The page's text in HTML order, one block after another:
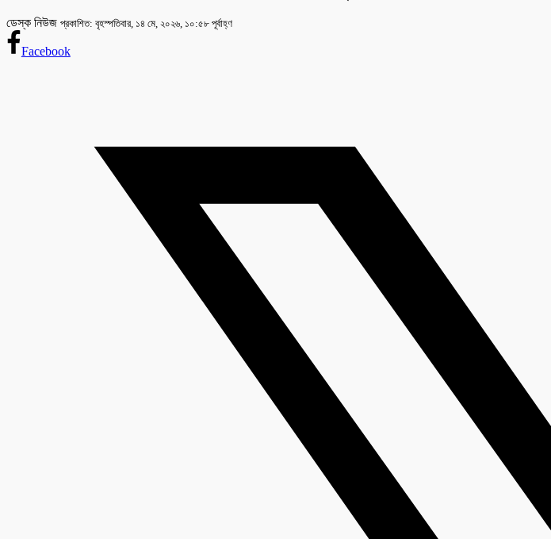
ডেস্ক নিউজ প্রকাশিত: বৃহস্পতিবার, ১৪ মে, ২০২৬, ১০:৫৮ পূর্বাহ্ণ
Facebook